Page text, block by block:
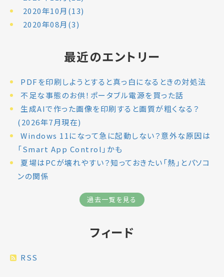
2020年10月(13)
2020年08月(3)
最近のエントリー
PDFを印刷しようとすると真っ白になるときの対処法
不足な事態のお供！ポータブル電源を買った話
生成AIで作った画像を印刷すると画質が粗くなる？
(2026年7月現在)
Windows 11になって急に起動しない？意外な原因は
「Smart App Control」かも
夏場はPCが壊れやすい？知っておきたい「熱」とパソコ
ンの関係
過去一覧を見る
フィード
RSS